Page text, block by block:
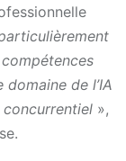
de l’IA
»,